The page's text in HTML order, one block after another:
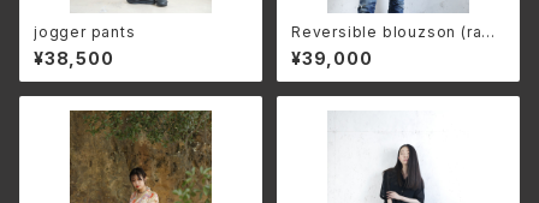
jogger pants
¥38,500
Reversible blouzson (ragl
an sleeve)'OSHIMA BROW
N'
¥39,000